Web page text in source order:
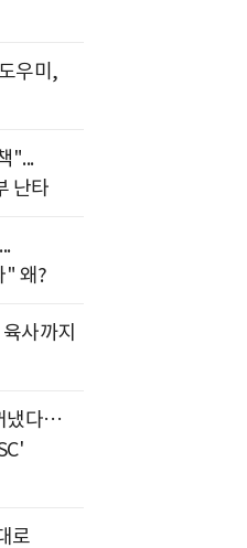
우미,
"...
난타
" 왜?
사까지
냈다…
로